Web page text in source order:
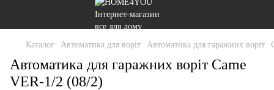
Каталог Автоматика для воріт Автоматика для гаражних воріт
Автоматика для гаражних воріт Came
VER-1/2 (08/2)